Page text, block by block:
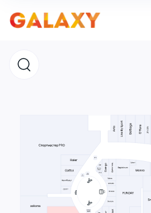
Кафе и рестораны
Развлечения и кино
Услуги и сервис